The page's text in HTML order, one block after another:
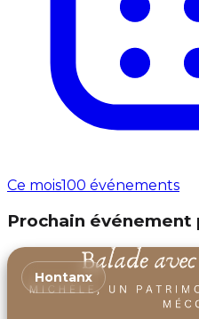
Ce mois100 événements
Prochain événement
Hontanx